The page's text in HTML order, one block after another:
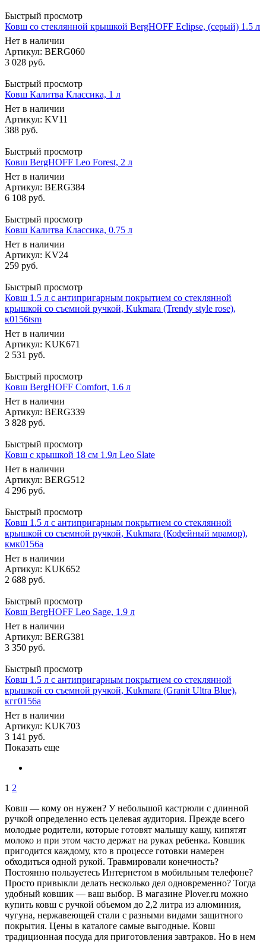
Быстрый просмотр
Ковш со стеклянной крышкой BergHOFF Eclipse, (серый) 1.5 л
Нет в наличии
Артикул: BERG060
3 028 руб.
Быстрый просмотр
Ковш Калитва Классика, 1 л
Нет в наличии
Артикул: KV11
388 руб.
Быстрый просмотр
Ковш BergHOFF Leo Forest, 2 л
Нет в наличии
Артикул: BERG384
6 108 руб.
Быстрый просмотр
Ковш Калитва Классика, 0.75 л
Нет в наличии
Артикул: KV24
259 руб.
Быстрый просмотр
Ковш 1.5 л с антипригарным покрытием со стеклянной
крышкой со съемной ручкой, Kukmara (Trendy style rose),
к0156tsm
Нет в наличии
Артикул: KUK671
2 531 руб.
Быстрый просмотр
Ковш BergHOFF Comfort, 1.6 л
Нет в наличии
Артикул: BERG339
3 828 руб.
Быстрый просмотр
Ковш с крышкой 18 см 1.9л Leo Slate
Нет в наличии
Артикул: BERG512
4 296 руб.
Быстрый просмотр
Ковш 1.5 л с антипригарным покрытием со стеклянной
крышкой со съемной ручкой, Kukmara (Кофейный мрамор),
кмк0156а
Нет в наличии
Артикул: KUK652
2 688 руб.
Быстрый просмотр
Ковш BergHOFF Leo Sage, 1.9 л
Нет в наличии
Артикул: BERG381
3 350 руб.
Быстрый просмотр
Ковш 1.5 л с антипригарным покрытием со стеклянной
крышкой со съемной ручкой, Kukmara (Granit Ultra Blue),
кгг0156а
Нет в наличии
Артикул: KUK703
3 141 руб.
Показать еще
1 2
Ковш — кому он нужен? У небольшой кастрюли с длинной
ручкой определенно есть целевая аудитория. Прежде всего
молодые родители, которые готовят малышу кашу, кипятят
молоко и при этом часто держат на руках ребенка. Ковшик
пригодится каждому, кто в процессе готовки намерен
обходиться одной рукой. Травмировали конечность?
Постоянно пользуетесь Интернетом в мобильным телефоне?
Просто привыкли делать несколько дел одновременно? Тогда
удобный ковшик — ваш выбор. В магазине Plover.ru можно
купить ковш с ручкой объемом до 2,2 литра из алюминия,
чугуна, нержавеющей стали с разными видами защитного
покрытия. Цены в каталоге самые выгодные. Ковш
традиционная посуда для приготовления завтраков. Но в нем